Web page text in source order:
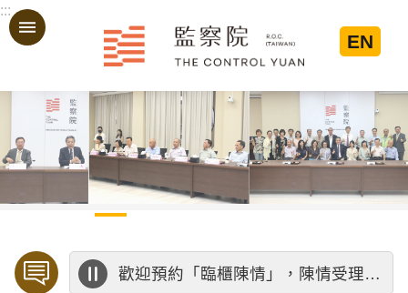
跳到主要內容區塊
:::
EN
歡迎預約「臨櫃陳情」，陳情受理中心將優先排定人員與您接談，釐清案情爭點後收案處理，以節省您的寶貴時間。